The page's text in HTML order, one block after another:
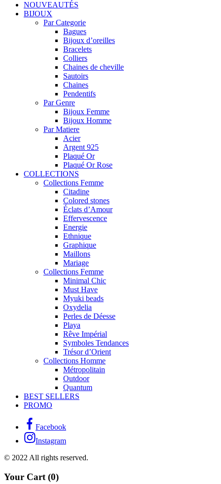
NOUVEAUTÉS
BIJOUX
Par Categorie
Bagues
Bijoux d’oreilles
Bracelets
Colliers
Chaines de cheville
Sautoirs
Chaines
Pendentifs
Par Genre
Bijoux Femme
Bijoux Homme
Par Matiere
Acier
Argent 925
Plaqué Or
Plaqué Or Rose
COLLECTIONS
Collections Femme
Citadine
Colored stones
Éclats d’Amour
Effervescence
Energie
Ethnique
Graphique
Maillons
Mariage
Collections Femme
Minimal Chic
Must Have
Myuki beads
Oxydelia
Perles de Déesse
Playa
Rêve Impérial
Symboles Tendances
Trésor d’Orient
Collections Homme
Métropolitain
Outdoor
Quantum
BEST SELLERS
PROMO
Facebook
Instagram
© 2022 All rights reserved.
Your Cart (0)